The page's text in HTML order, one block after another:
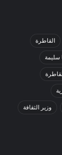
القاطرة
سليمة
وزير الثقافة